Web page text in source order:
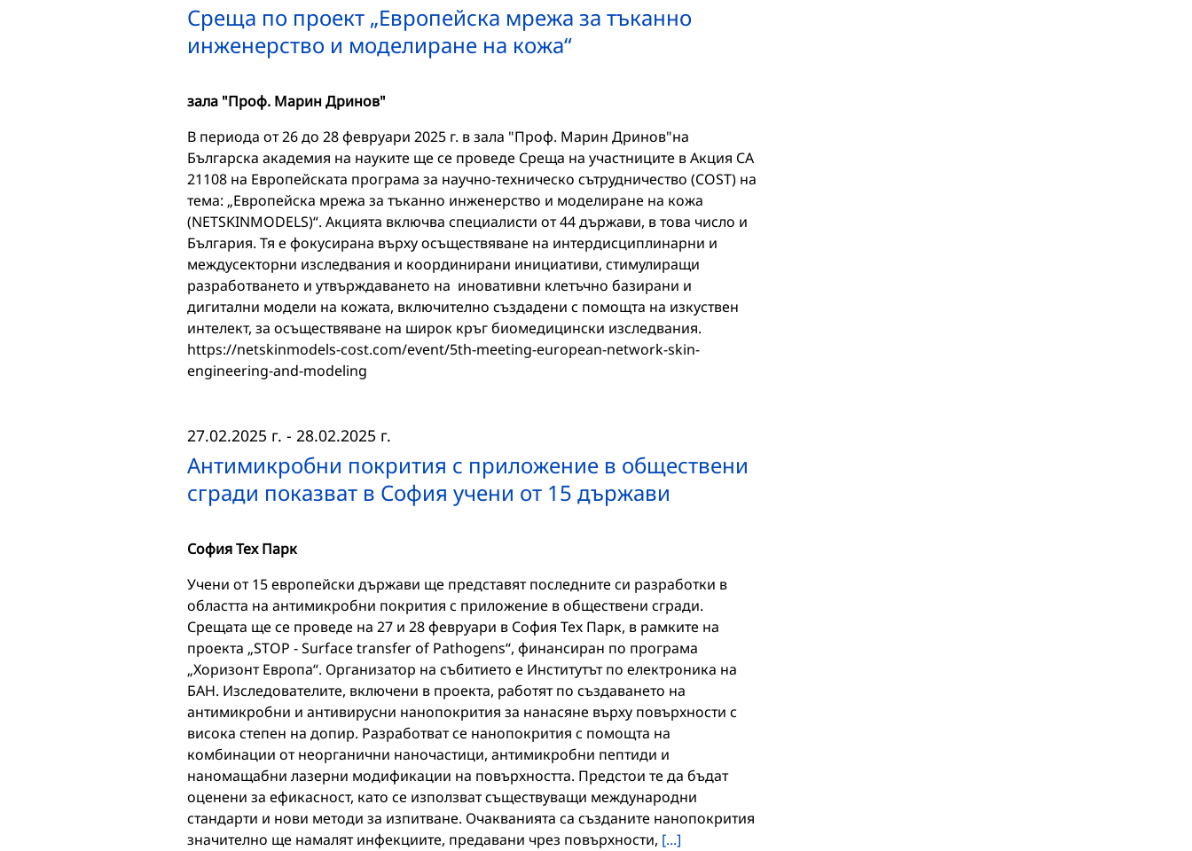
Среща по проект „Европейска мрежа за тъканно
инженерство и моделиране на кожа“
зала "Проф. Марин Дринов"
В периода от 26 до 28 февруари 2025 г. в зала "Проф. Марин Дринов"на
Българска академия на науките ще се проведе Среща на участниците в Акция СА
21108 на Европейската програма за научно-техническо сътрудничество (COST) на
тема: „Европейска мрежа за тъканно инженерство и моделиране на кожа
(NETSKINMODELS)“. Акцията включва специалисти от 44 държави, в това число и
България. Тя е фокусирана върху осъществяване на интердисциплинарни и
междусекторни изследвания и координирани инициативи, стимулиращи
разработването и утвърждаването на иновативни клетъчно базирани и
дигитални модели на кожата, включително създадени с помощта на изкуствен
интелект, за осъществяване на широк кръг биомедицински изследвания.
https://netskinmodels-cost.com/event/5th-meeting-european-network-skin-
engineering-and-modeling
Антимикробни покрития с приложение в обществени
сгради показват в София учени от 15 държави
27.02.2025 г. - 28.02.2025 г.
София Тех Парк
Учени от 15 европейски държави ще представят последните си разработки в
областта на антимикробни покрития с приложение в обществени сгради.
Срещата ще се проведе на 27 и 28 февруари в София Тех Парк, в рамките на
проекта „STOP - Surface transfer of Pathogens“, финансиран по програма
„Хоризонт Европа“. Организатор на събитието е Институтът по електроника на
БАН. Изследователите, включени в проекта, работят по създаването на
антимикробни и антивирусни нанопокрития за нанасяне върху повърхности с
висока степен на допир. Разработват се нанопокрития с помощта на
комбинации от неорганични наночастици, антимикробни пептиди и
наномащабни лазерни модификации на повърхността. Предстои те да бъдат
оценени за ефикасност, като се използват съществуващи международни
стандарти и нови методи за изпитване. Очакванията са създаните нанопокрития
значително ще намалят инфекциите, предавани чрез повърхности, [...]